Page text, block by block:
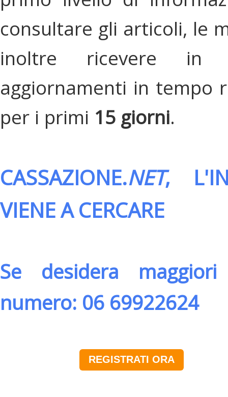
consultare gli articoli, le
inoltre ricevere in
aggiornamenti in tempo
per i primi 15 giorni.
CASSAZIONE.NET,
VIENE A CERCARE
Se desidera
numero: 06 69922624
REGISTRATI ORA